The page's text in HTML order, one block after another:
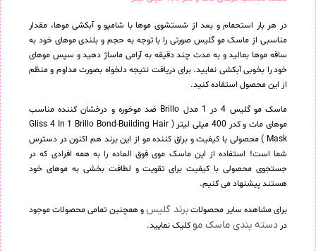
در هر بار استحمام و بعد از شستشوی موها با شامپو و آبکشی موها، مقدار
مناسبی از ماسک مو گلیس صورتی را با توجه به حجم و بلندی موهای خود به
ساقه موها بمالید و به مدت چند دقیقه به آرامی ماساژ دهید و سپس موهای
خود را بخوبی آبکشی نمایید. برای دریافت نتیجه دلخواه بصورت مداوم و منظم
از این محصول استفاده کنید.
ماسک مو گلیس 4 در 1 مدل Brillo ضد موخوره و درخشان کننده مناسب
موهای مات و کدر 400 میلی لیتر ( Gliss 4 In 1 Brillo Bond-Building Hair
Mask ) محصولی با کیفیت و براق کننده مو از این برند هم اکنون در دسترس
شما است! استفاده از این ماسک موی فوق العاده را به همه افرادی که در
جستجوی محصولی با کیفیت برای تقویت و لطافت بخشی به موهای خود
هستند پیشنهاد می کنیم.
برای مشاهده سایر محصولاتبرند گلیسو همچنین تمامی محصولات موجود
در دسته بندی ماسک موکلیک نمایید.